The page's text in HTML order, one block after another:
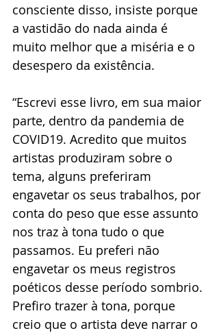
consciente disso, insiste porque
a vastidão do nada ainda é
muito melhor que a miséria e o
desespero da existência.
“Escrevi esse livro, em sua maior
parte, dentro da pandemia de
COVID19. Acredito que muitos
artistas produziram sobre o
tema, alguns preferiram
engavetar os seus trabalhos, por
conta do peso que esse assunto
nos traz à tona tudo o que
passamos. Eu preferi não
engavetar os meus registros
poéticos desse período sombrio.
Prefiro trazer à tona, porque
creio que o artista deve narrar o